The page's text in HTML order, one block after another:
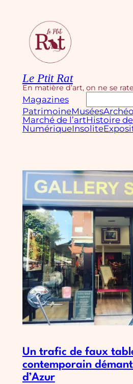
contenu
Le Ptit Rat
En matière d’art, on ne se
Magazines
PatrimoineMusées
Marché de l’artHistoire de
NumériqueInsolite
Un trafic de faux
contemporain
d’Azur